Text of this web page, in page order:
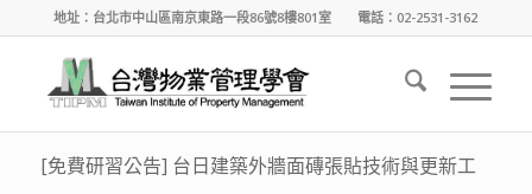
地址：台北市中山區南京東路一段86號8樓801室 電話：02-2531-3162
[免費研習公告] 台日建築外牆面磚張貼技術與更新工